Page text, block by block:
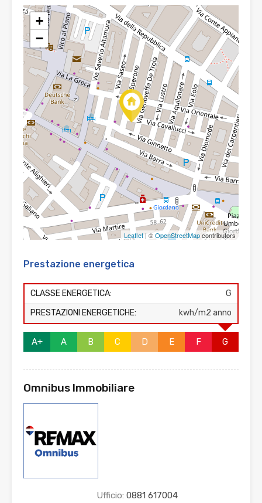
+
−
Leaflet | ©OpenStreetMapcontributors
Prestazione energetica
CLASSE ENERGETICA:
G
PRESTAZIONI ENERGETICHE:
kwh/m2 anno
A+ A B C D E F G
Omnibus Immobiliare
Ufficio: 0881 617004